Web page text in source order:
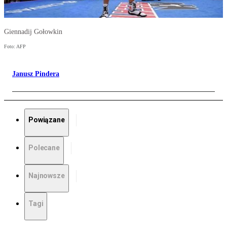
Giennadij Gołowkin
Foto: AFP
Janusz Pindera
Powiązane
Polecane
Najnowsze
Tagi